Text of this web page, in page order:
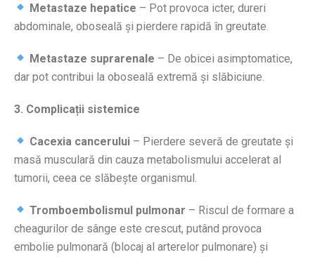
Metastaze hepatice – Pot provoca icter, dureri
abdominale, oboseală și pierdere rapidă în greutate.
Metastaze suprarenale – De obicei asimptomatice,
dar pot contribui la oboseală extremă și slăbiciune.
3. Complicații sistemice
Cacexia cancerului – Pierdere severă de greutate și
masă musculară din cauza metabolismului accelerat al
tumorii, ceea ce slăbește organismul.
Tromboembolismul pulmonar – Riscul de formare a
cheagurilor de sânge este crescut, putând provoca
embolie pulmonară (blocaj al arterelor pulmonare) și